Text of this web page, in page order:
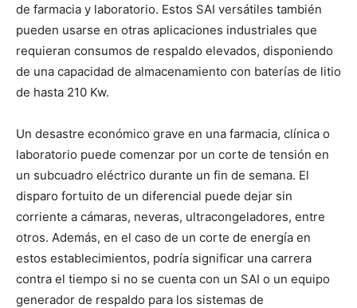
de farmacia y laboratorio. Estos SAI versátiles también
pueden usarse en otras aplicaciones industriales que
requieran consumos de respaldo elevados, disponiendo
de una capacidad de almacenamiento con baterías de litio
de hasta 210 Kw.
Un desastre económico grave en una farmacia, clínica o
laboratorio puede comenzar por un corte de tensión en
un subcuadro eléctrico durante un fin de semana. El
disparo fortuito de un diferencial puede dejar sin
corriente a cámaras, neveras, ultracongeladores, entre
otros. Además, en el caso de un corte de energía en
estos establecimientos, podría significar una carrera
contra el tiempo si no se cuenta con un SAI o un equipo
generador de respaldo para los sistemas de